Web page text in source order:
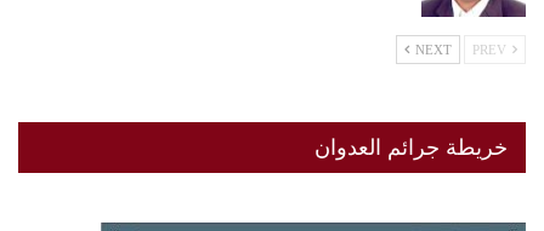
NEXT
خريطة جرائم العدوان